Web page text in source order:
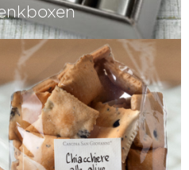
Wir bieten Ihnen
mit viel Liebe
werden.